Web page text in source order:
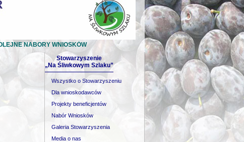
KOLEJNE NABORY WNIOSKÓW
Stowarzyszenie
„Na Śliwkowym Szlaku”
Wszystko o Stowarzyszeniu
Dla wnioskodawców
Projekty beneficjentów
Nabór Wniosków
Galeria Stowarzyszenia
Media o nas